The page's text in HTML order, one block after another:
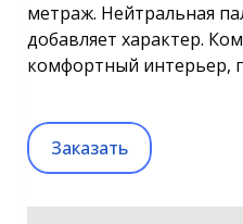
метраж. Нейтральная
добавляет характер.
комфортный интерьер,
Заказать